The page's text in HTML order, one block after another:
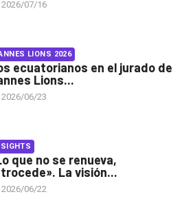
2026/07/16
LIONS 2026
ecuatorianos en el jurado de
Lions...
2026/06/23
que no se renueva,
La visión...
2026/06/22